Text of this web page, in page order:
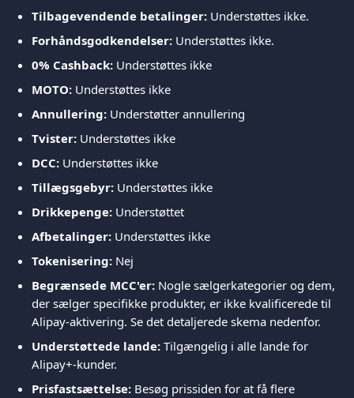
Tilbagevendende betalinger: Understøttes ikke.
Forhåndsgodkendelser: Understøttes ikke.
0% Cashback: Understøttes ikke
MOTO: Understøttes ikke
Annullering: Understøtter annullering
Tvister: Understøttes ikke
DCC: Understøttes ikke
Tillægsgebyr: Understøttes ikke
Drikkepenge: Understøttet
Afbetalinger: Understøttes ikke
Tokenisering: Nej
Begrænsede MCC'er: Nogle sælgerkategorier og dem,
der sælger specifikke produkter, er ikke kvalificerede til
Alipay-aktivering. Se det detaljerede skema nedenfor.
Understøttede lande: Tilgængelig i alle lande for
Alipay+-kunder.
Prisfastsættelse: Besøg prissiden for at få flere